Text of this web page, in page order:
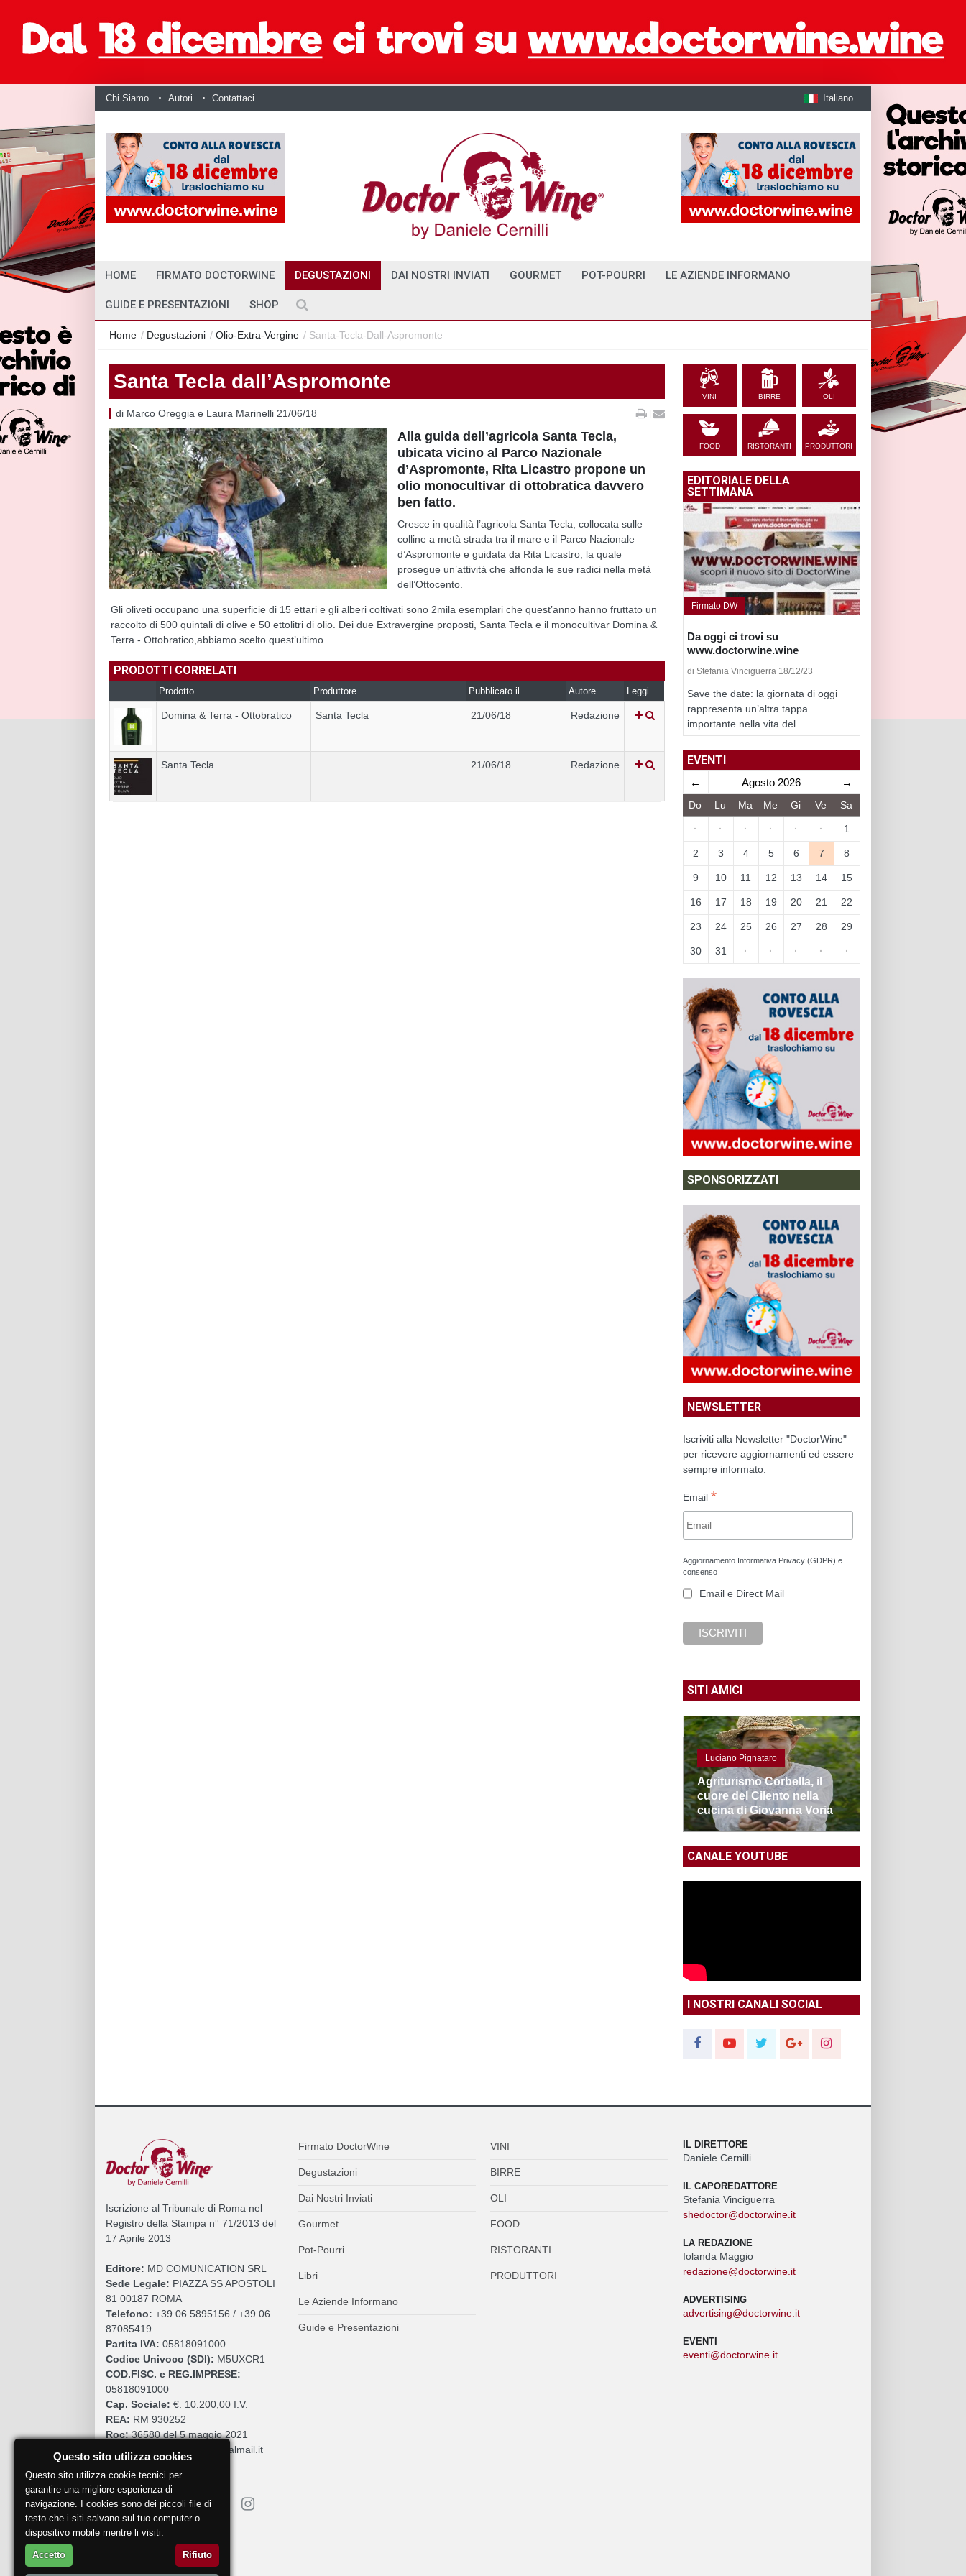
Chi Siamo Autori Contattaci Italiano
HOME FIRMATO DOCTORWINE DEGUSTAZIONI DAI NOSTRI INVIATI GOURMET POT-POURRI LE AZIENDE INFORMANO
GUIDE E PRESENTAZIONI SHOP
Home / Degustazioni / Olio-Extra-Vergine / Santa-Tecla-Dall-Aspromonte
Santa Tecla dall’Aspromonte
di Marco Oreggia e Laura Marinelli 21/06/18 |
Alla guida dell’agricola Santa Tecla,
ubicata vicino al Parco Nazionale
d’Aspromonte, Rita Licastro propone un
olio monocultivar di ottobratica davvero
ben fatto.
Cresce in qualità l’agricola Santa Tecla, collocata sulle
colline a metà strada tra il mare e il Parco Nazionale
d’Aspromonte e guidata da Rita Licastro, la quale
prosegue un’attività che affonda le sue radici nella metà
dell’Ottocento.
Gli oliveti occupano una superficie di 15 ettari e gli alberi coltivati sono 2mila esemplari che quest’anno hanno fruttato un
raccolto di 500 quintali di olive e 50 ettolitri di olio. Dei due Extravergine proposti, Santa Tecla e il monocultivar Domina &
Terra - Ottobratico,abbiamo scelto quest’ultimo.
PRODOTTI CORRELATI
Prodotto Produttore Pubblicato il Autore Leggi
Domina & Terra - Ottobratico Santa Tecla 21/06/18 Redazione
Santa Tecla 21/06/18 Redazione
VINI BIRRE OLI
FOOD RISTORANTI PRODUTTORI
EDITORIALE DELLA
SETTIMANA
Firmato DW
Da oggi ci trovi su
www.doctorwine.wine
di Stefania Vinciguerra 18/12/23
Save the date: la giornata di oggi
rappresenta un’altra tappa
importante nella vita del...
EVENTI
← Agosto 2026 →
Do Lu Ma Me Gi Ve Sa
· · · · · · 1
2 3 4 5 6 7 8
9 10 11 12 13 14 15
16 17 18 19 20 21 22
23 24 25 26 27 28 29
30 31 · · · · ·
SPONSORIZZATI
NEWSLETTER
Iscriviti alla Newsletter "DoctorWine"
per ricevere aggiornamenti ed essere
sempre informato.
Email *
Aggiornamento Informativa Privacy (GDPR) e
consenso
Email e Direct Mail
SITI AMICI
Luciano Pignataro
Agriturismo Corbella, il
cuore del Cilento nella
cucina di Giovanna Voria
CANALE YOUTUBE
I NOSTRI CANALI SOCIAL
Iscrizione al Tribunale di Roma nel
Registro della Stampa n° 71/2013 del
17 Aprile 2013
Editore: MD COMUNICATION SRL
Sede Legale: PIAZZA SS APOSTOLI
81 00187 ROMA
Telefono: +39 06 5895156 / +39 06
87085419
Partita IVA: 05818091000
Codice Univoco (SDI): M5UXCR1
COD.FISC. e REG.IMPRESE:
05818091000
Cap. Sociale: €. 10.200,00 I.V.
REA: RM 930252
Roc:36580 del 5 maggio 2021
mdcomunication@legalmail.it
Segnala un problema
Firmato DoctorWine
Degustazioni
Dai Nostri Inviati
Gourmet
Pot-Pourri
Libri
Le Aziende Informano
Guide e Presentazioni
VINI
BIRRE
OLI
FOOD
RISTORANTI
PRODUTTORI
IL DIRETTORE
Daniele Cernilli
IL CAPOREDATTORE
Stefania Vinciguerra
shedoctor@doctorwine.it
LA REDAZIONE
Iolanda Maggio
redazione@doctorwine.it
ADVERTISING
advertising@doctorwine.it
EVENTI
eventi@doctorwine.it
Questo sito utilizza cookies
Questo sito utilizza cookie tecnici per
garantire una migliore esperienza di
navigazione. I cookies sono dei piccoli file di
testo che i siti salvano sul tuo computer o
dispositivo mobile mentre li visiti.
Accetto Rifiuto